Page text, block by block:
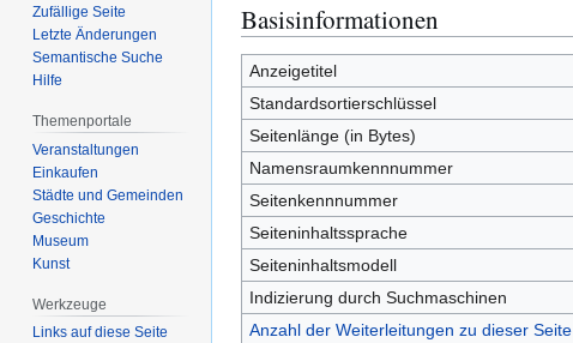
Zur
Navigation
springen
Zur
Suche
springen
Basisinformationen
Anzeigetitel
Standardsortierschlüssel
Seitenlänge (in Bytes)
Namensraumkennnummer
Seitenkennnummer
Seiteninhaltssprache
Seiteninhaltsmodell
Indizierung durch Suchmaschinen
Anzahl der Weiterleitungen zu dieser Seite
Zufällige Seite
Letzte Änderungen
Semantische Suche
Hilfe
Themenportale
Veranstaltungen
Einkaufen
Städte und Gemeinden
Geschichte
Museum
Kunst
Werkzeuge
Links auf diese Seite